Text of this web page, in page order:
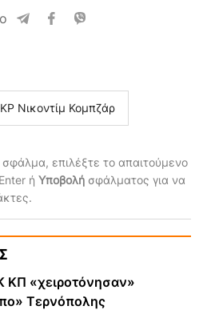
Νικοντίμ Κομπζάρ
επιλέξτε το απαιτούμενο
ή Υποβολή σφάλματος για να
ΚΠ «χειροτόνησαν»
Τερνόπολης